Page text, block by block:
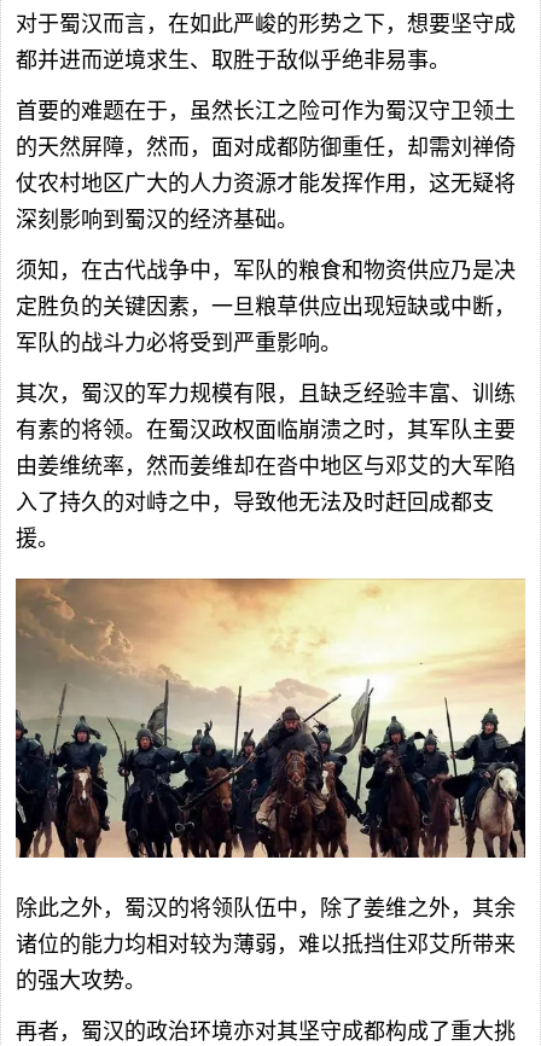
对于蜀汉而言，在如此严峻的形势之下，想要坚守成
都并进而逆境求生、取胜于敌似乎绝非易事。
首要的难题在于，虽然长江之险可作为蜀汉守卫领土
的天然屏障，然而，面对成都防御重任，却需刘禅倚
仗农村地区广大的人力资源才能发挥作用，这无疑将
深刻影响到蜀汉的经济基础。
须知，在古代战争中，军队的粮食和物资供应乃是决
定胜负的关键因素，一旦粮草供应出现短缺或中断，
军队的战斗力必将受到严重影响。
其次，蜀汉的军力规模有限，且缺乏经验丰富、训练
有素的将领。在蜀汉政权面临崩溃之时，其军队主要
由姜维统率，然而姜维却在沓中地区与邓艾的大军陷
入了持久的对峙之中，导致他无法及时赶回成都支
援。
除此之外，蜀汉的将领队伍中，除了姜维之外，其余
诸位的能力均相对较为薄弱，难以抵挡住邓艾所带来
的强大攻势。
再者，蜀汉的政治环境亦对其坚守成都构成了重大挑